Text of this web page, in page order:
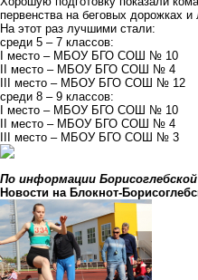
первенства на беговых дорожках и
На этот раз лучшими стали:
среди 5 – 7 классов:
I место – МБОУ БГО СОШ № 10
II место – МБОУ БГО СОШ № 4
III место – МБОУ БГО СОШ № 12
среди 8 – 9 классов:
I место – МБОУ БГО СОШ № 10
II место – МБОУ БГО СОШ № 4
III место – МБОУ БГО СОШ № 3
По информации
Новости на Блoкнoт-